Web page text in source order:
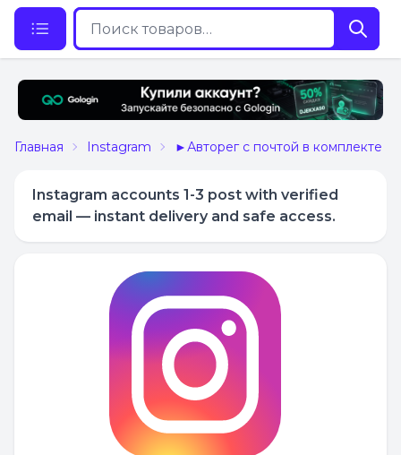
Главная Instagram ►Авторег с почтой в комплекте
Instagram accounts 1-3 post with verified
email — instant delivery and safe access.